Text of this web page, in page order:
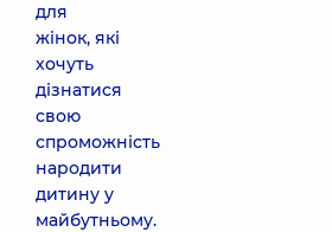
для
жінок, які
хочуть
дізнатися
свою
спроможність
народити
дитину у
майбутньому.